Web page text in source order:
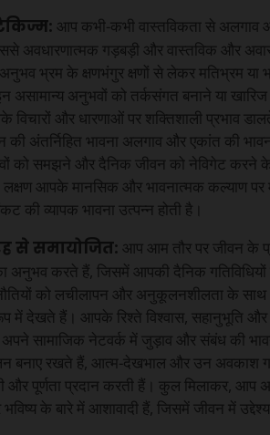
आप कभी-कभी वास्तविकता से अलगाव
अवधारणात्मक गड़बड़ी और वास्तविक और
भ्रम के क्षणभंगुर क्षणों से लेकर मतिभ्रम
असामान्य अनुभवों को तर्कसंगत बनाने या
विचारों और धारणाओं पर शक्तिशाली प्रभाव
की अंतर्निहित भावना अलगाव और एकांत की
को समझने और दैनिक जीवन को नेविगेट करने
लक्षण आपके मानसिक और भावनात्मक कल्याण पर
की व्यापक भावना उत्पन्न होती है।
से समायोजित: आप आम तौर पर जीवन के
अनुभव करते हैं, जिसमें आपकी दैनिक गतिविधियों
को लचीलापन और अनुकूलनशीलता के
में देखते हैं। आपके रिश्ते विश्वास, सहानुभूति और
सामाजिक नेटवर्क में जुड़ाव और संबंध की
बनाए रखते हैं, आत्म-देखभाल और उन अवकाश
पूर्णता प्रदान करती हैं। कुल मिलाकर, आप
के बारे में आशावादी हैं, जिसमें जीवन में